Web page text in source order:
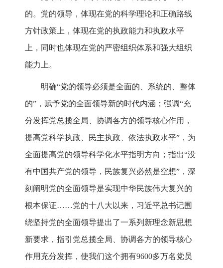
的。党的领导，体现在党的科学理论和正确路线
方针政策上，体现在党的执政能力和执政水平
上，同时也体现在党的严密组织体系和强大组织
能力上。
明确“党的领导必须是全面的、系统的、整体
的”，赋予党的全面领导新的时代内涵；强调“充
分发挥党总揽全局、协调各方的领导核心作用，
提高党科学执政、民主执政、依法执政水平”，为
全面提高党的领导科学化水平指明方向；指出“没
有中国共产党的领导，民族复兴必然是空想”，深
刻阐明党的全面领导是实现中华民族伟大复兴的
根本保证……党的十八大以来，习近平总书记围
绕坚持党的全面领导提出了一系列新理念新思想
新要求，指引党总揽全局、协调各方的领导核心
作用充分发挥，使我们这个拥有9600多万名党员